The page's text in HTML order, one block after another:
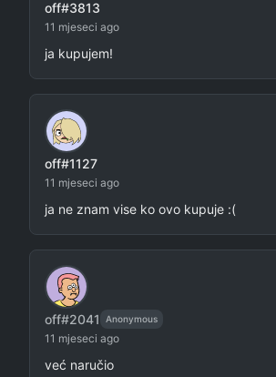
off#3813
11 mjeseci ago
ja kupujem!
off#1127
11 mjeseci ago
ja ne znam vise ko ovo kupuje :(
off#2041 Anonymous
11 mjeseci ago
već naručio